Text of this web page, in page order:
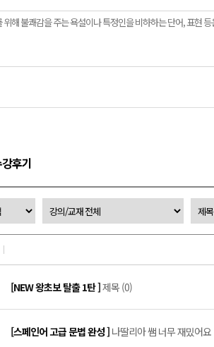
후기
[NEW 왕초보 탈출 1탄 ]제목 (0)
[스페인어 고급 문법 완성 ] 나딸리아 쌤 너무 재밌어요